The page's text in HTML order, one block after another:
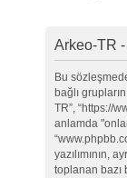
Arkeo-TR
Bu
bağlı
TR”, “https://
anlamda
yazılımının,
toplanan bazı